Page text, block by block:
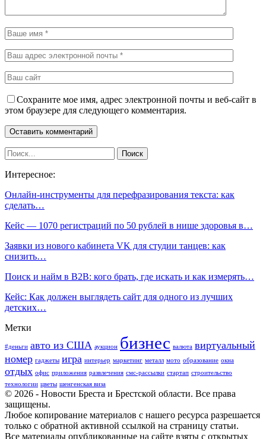
Сохраните мое имя, адрес электронной почты и веб-сайт в
этом браузере для следующего комментария.
Интересное:
Онлайн-инструменты для перефразирования текста: как
сделать…
Кейс — 1070 регистраций по 50 рублей в нише здоровья в…
Заявки из нового кабинета VK для студии танцев: как
снизить…
Поиск и найм в B2B: кого брать, где искать и как измерять…
Кейс: Как должен выглядеть сайт для одного из лучших
детских…
Метки
#деньги авто из США аукцион бизнес валюта виртуальный
номер гаджеты игра интерьер маркетинг металл мото образование окна
отдых офис приложения развлечения смс-рассылки стартап строительство
технологии цветы шенгенская виза
© 2026 - Новости Бреста и Брестской области. Все права
защищены.
Любое копирование материалов с нашего ресурса разрешается
только с обратной активной ссылкой на страницу статьи.
Все материалы опубликованные на сайте взяты с открытых